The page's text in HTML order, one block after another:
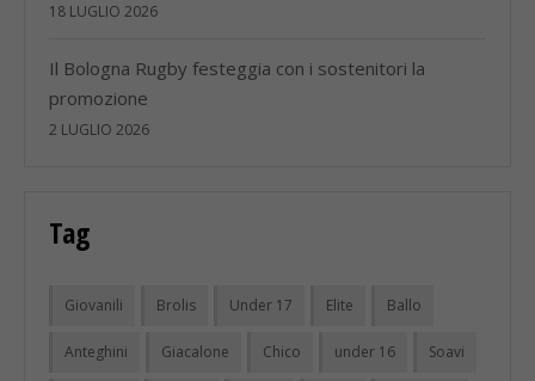
18 LUGLIO 2026
Il Bologna Rugby festeggia con i sostenitori la
promozione
2 LUGLIO 2026
Tag
Giovanili Brolis Under 17 Elite Ballo
Anteghini Giacalone Chico under 16 Soavi